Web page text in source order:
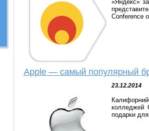
«Яндекс»
Conference
Apple — самый популярный
23.12.2014
колледжей
подарки